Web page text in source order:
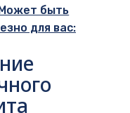
быть
для вас: